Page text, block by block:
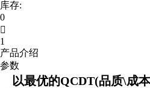
库存:
0

1
产品介绍
参数
以最优的QCDT(品质\成